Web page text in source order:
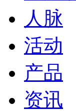
人脉
活动
产品
资讯